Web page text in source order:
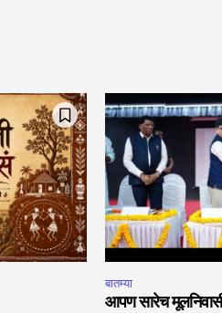
बातम्या
आपण सारेच मूलनिवासी